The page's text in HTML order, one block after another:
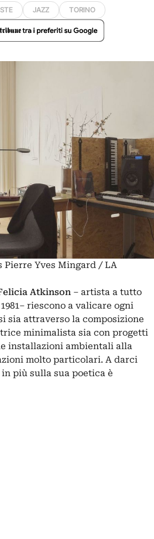
JAZZ TORINO
Yves Mingard / LA
Atkinson – artista a tutto
riescono a valicare ogni
sia attraverso la composizione
minimalista sia con progetti
installazioni ambientali alla
molto particolari. A darci
più sulla sua poetica è